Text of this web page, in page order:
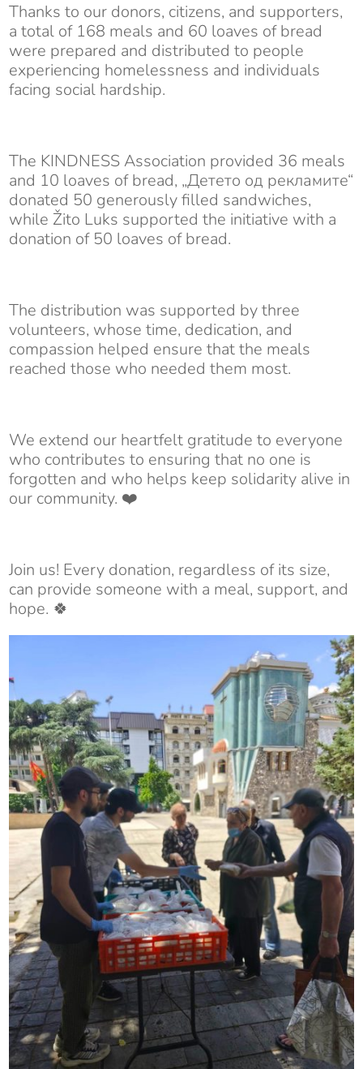
Thanks to our donors, citizens, and supporters,
a total of 168 meals and 60 loaves of bread
were prepared and distributed to people
experiencing homelessness and individuals
facing social hardship.
The KINDNESS Association provided 36 meals
and 10 loaves of bread, „Детето од рекламите“
donated 50 generously filled sandwiches,
while Žito Luks supported the initiative with a
donation of 50 loaves of bread.
The distribution was supported by three
volunteers, whose time, dedication, and
compassion helped ensure that the meals
reached those who needed them most.
We extend our heartfelt gratitude to everyone
who contributes to ensuring that no one is
forgotten and who helps keep solidarity alive in
our community. ❤️
Join us! Every donation, regardless of its size,
can provide someone with a meal, support, and
hope. 🍀